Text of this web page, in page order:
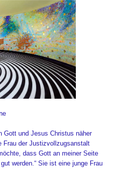
Gott und Jesus Christus näher
Frau der Justizvollzugsanstalt
dass Gott an meiner Seite
werden.“ Sie ist eine junge Frau